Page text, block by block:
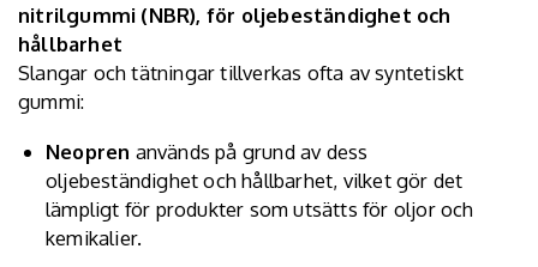
nitrilgummi (NBR), för oljebeständighet och
hållbarhet
Slangar och tätningar tillverkas ofta av syntetiskt
gummi:
Neopren används på grund av dess
oljebeständighet och hållbarhet, vilket gör det
lämpligt för produkter som utsätts för oljor och
kemikalier.